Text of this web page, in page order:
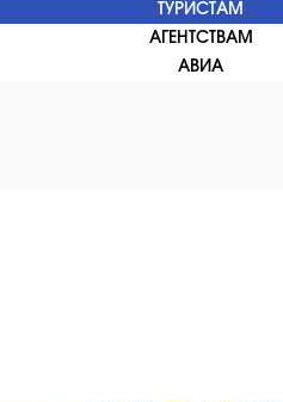
ТУРИСТАМ
АГЕНТСТВАМ
АВИА